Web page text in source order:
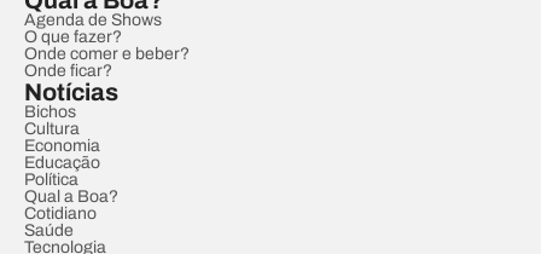
Agenda de Shows
O que fazer?
Onde comer e beber?
Onde ficar?
Notícias
Bichos
Cultura
Economia
Educação
Política
Qual a Boa?
Cotidiano
Saúde
Tecnologia